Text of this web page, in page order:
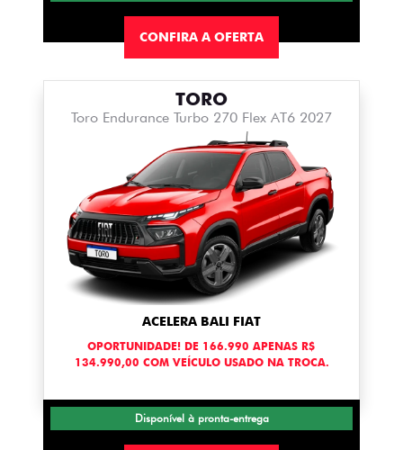
CONFIRA A OFERTA
TORO
Toro Endurance Turbo 270 Flex AT6 2027
ACELERA BALI FIAT
OPORTUNIDADE! DE 166.990 APENAS R$
134.990,00 COM VEÍCULO USADO NA TROCA.
Disponível à pronta-entrega